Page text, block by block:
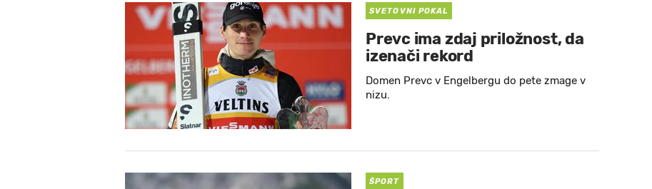
SVETOVNI POKAL
Prevc ima zdaj priložnost, da
izenači rekord
Domen Prevc v Engelbergu do pete zmage v
nizu.
ŠPORT